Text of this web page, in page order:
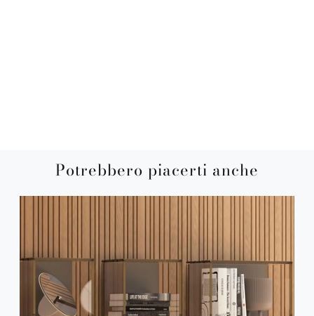
Potrebbero piacerti anche